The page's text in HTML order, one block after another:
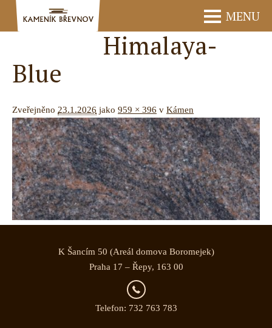
MENU
Himalaya-
Blue
Zveřejněno 23.1.2026 jako 959 × 396 v Kámen
K Šancím 50 (Areál domova Boromejek)
Praha 17 – Řepy, 163 00
Telefon: 732 763 783